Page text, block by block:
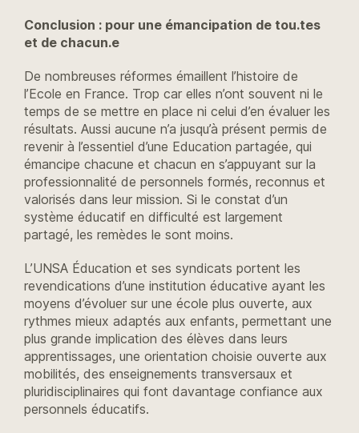
Conclusion : pour une émancipation de tou.tes
et de chacun.e
De nombreuses réformes émaillent l’histoire de
l’Ecole en France. Trop car elles n’ont souvent ni le
temps de se mettre en place ni celui d’en évaluer les
résultats. Aussi aucune n’a jusqu’à présent permis de
revenir à l’essentiel d’une Education partagée, qui
émancipe chacune et chacun en s’appuyant sur la
professionnalité de personnels formés, reconnus et
valorisés dans leur mission. Si le constat d’un
système éducatif en difficulté est largement
partagé, les remèdes le sont moins.
L’UNSA Éducation et ses syndicats portent les
revendications d’une institution éducative ayant les
moyens d’évoluer sur une école plus ouverte, aux
rythmes mieux adaptés aux enfants, permettant une
plus grande implication des élèves dans leurs
apprentissages, une orientation choisie ouverte aux
mobilités, des enseignements transversaux et
pluridisciplinaires qui font davantage confiance aux
personnels éducatifs.